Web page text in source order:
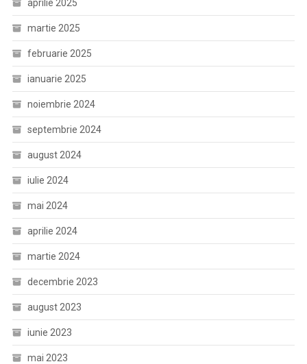
aprilie 2025
martie 2025
februarie 2025
ianuarie 2025
noiembrie 2024
septembrie 2024
august 2024
iulie 2024
mai 2024
aprilie 2024
martie 2024
decembrie 2023
august 2023
iunie 2023
mai 2023